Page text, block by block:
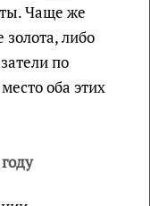
Чаще же
либо
по
оба этих